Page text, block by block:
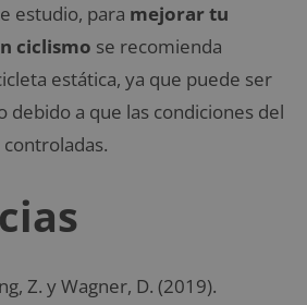
estudio, para mejorar tu
ciclismo se recomienda
estática, ya que puede ser
debido a que las condiciones del
Z. y Wagner, D. (2019).